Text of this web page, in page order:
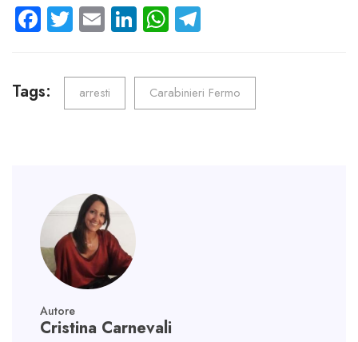
Fa
o
ok
T
tt
er
E
ail
Li
e
dI
n
W
ts
A
p
gr
a
m
Tags: arresti Carabinieri Fermo
Autore
Cristina Carnevali